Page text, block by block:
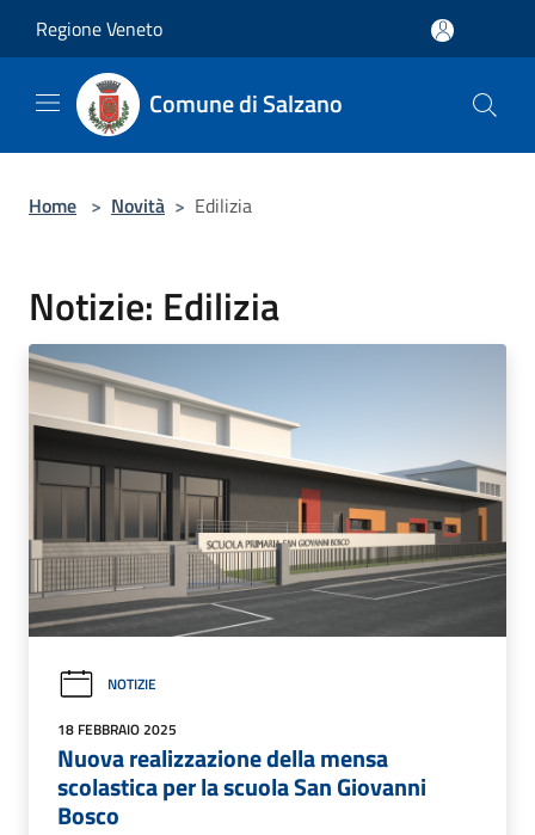
Regione Veneto
Comune di Salzano
Home > Novità > Edilizia
Notizie: Edilizia
NOTIZIE
18 FEBBRAIO 2025
Nuova realizzazione della mensa
scolastica per la scuola San Giovanni
Bosco